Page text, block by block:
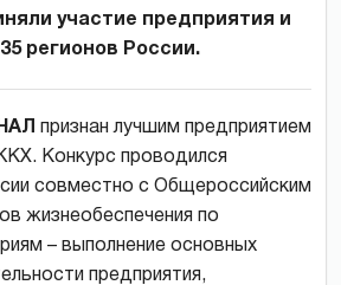
участие предприятия и
регионов России.
признан лучшим предприятием
Конкурс проводился
совместно с Общероссийским
жизнеобеспечения по
– выполнение основных
предприятия,